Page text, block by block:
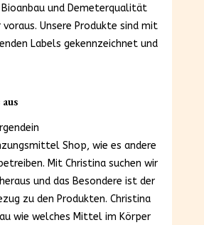
und Demeterqualität
Unsere Produkte sind mit
Labels gekennzeichnet und
Shop, wie es andere
Mit Christina suchen wir
und das Besondere ist der
zu den Produkten. Christina
wie welches Mittel im Körper